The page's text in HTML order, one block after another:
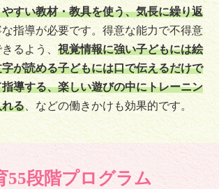
すい教材・教具を使う、気長に繰り返
指導が必要です。得意な能力で不得意
るよう、視覚情報に強い子どもには絵
が読める子どもには口で伝えるだけで
導する、楽しい遊びの中にトレーニン
る、などの働きかけも効果的です。
55段階プログラム